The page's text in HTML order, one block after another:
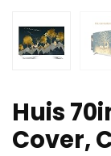
Huis
Cover,